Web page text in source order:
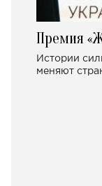
Премия
Истории
меняют